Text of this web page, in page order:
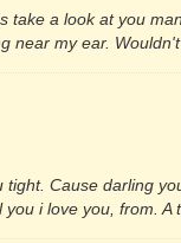
take a look at you
near my ear.
tight. Cause darling
i love you, from. A